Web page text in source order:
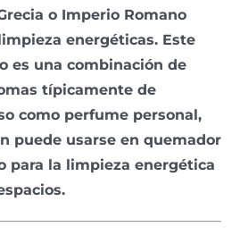
o Imperio Romano
energéticas. Este
es una combinación de
típicamente de
como perfume personal,
puede usarse en quemador
para la limpieza energética